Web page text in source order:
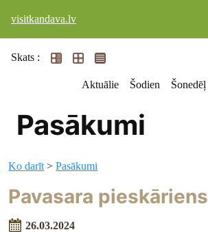
visitkandava.lv
Skats :
Aktuālie Šodien Šonedēļ
Pasākumi
Ko darīt >Pasākumi
Pavasara pieskāriens
26.03.2024